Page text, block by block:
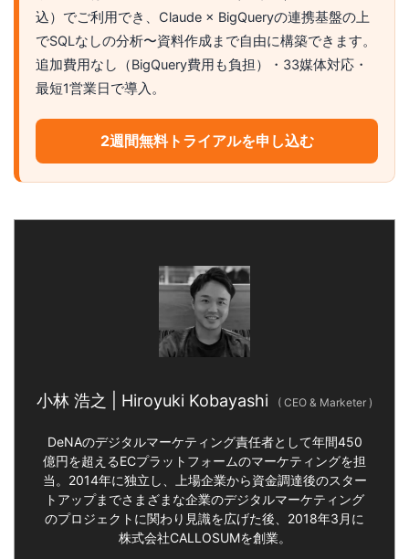
込）でご利用でき、Claude × BigQueryの連携基盤の上
でSQLなしの分析〜資料作成まで自由に構築できます。
追加費用なし（BigQuery費用も負担）・33媒体対応・
最短1営業日で導入。
2週間無料トライアルを申し込む
小林 浩之 | Hiroyuki Kobayashi ( CEO & Marketer )
DeNAのデジタルマーケティング責任者として年間450
億円を超えるECプラットフォームのマーケティングを担
当。2014年に独立し、上場企業から資金調達後のスター
トアップまでさまざまな企業のデジタルマーケティング
のプロジェクトに関わり見識を広げた後、2018年3月に
株式会社CALLOSUMを創業。